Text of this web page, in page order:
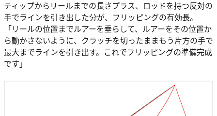
ティップからリールまでの長さプラス、ロッドを持つ反対の
手でラインを引き出した分が、フリッピングの有効長。
「リールの位置までルアーを垂らして、ルアーをその位置か
ら動かさないように、クラッチを切ったままもう片方の手で
最大までラインを引き出す。これでフリッピングの準備完成
です」